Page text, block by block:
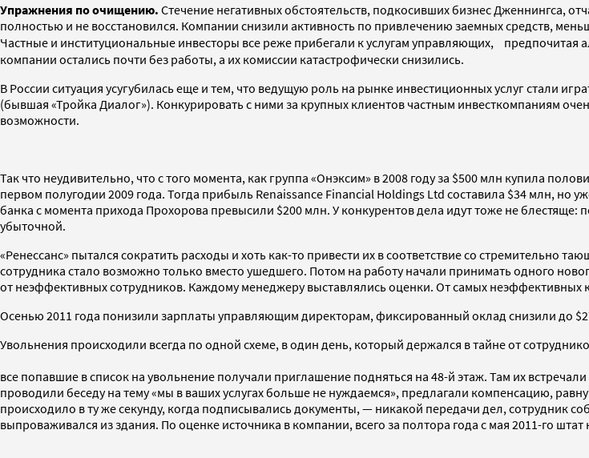
Упражнения по очищению. Стечение негативных обстоятельств, подкосивших бизнес Дженнингса,
полностью и не восстановился. Компании снизили активность по привлечению заемных средств,
Частные и институциональные инвесторы все реже прибегали к услугам управляющих,
компании остались почти без работы, а их комиссии катастрофически снизились.
В России ситуация усугубилась еще и тем, что ведущую роль на рынке инвестиционных услуг стали
(бывшая «Тройка Диалог»). Конкурировать с ними за крупных клиентов частным инвесткомпаниям
возможности.
Так что неудивительно, что с того момента, как группа «Онэксим» в 2008 году за $500 млн купила
первом полугодии 2009 года. Тогда прибыль Renaissance Financial Holdings Ltd составила $34 млн, но
банка с момента прихода Прохорова превысили $200 млн. У конкурентов дела идут тоже не
убыточной.
«Ренессанс» пытался сократить расходы и хоть как-то привести их в соответствие со стремительно
сотрудника стало возможно только вместо ушедшего. Потом на работу начали принимать одного
от неэффективных сотрудников. Каждому менеджеру выставлялись оценки. От самых
Осенью 2011 года понизили зарплаты управляющим директорам, фиксированный оклад снизили до
Увольнения происходили всегда по одной схеме, в один день, который держался в тайне от
все попавшие в список на увольнение получали приглашение подняться на 48-й этаж. Там их
проводили беседу на тему «мы в ваших услугах больше не нуждаемся», предлагали компенсацию,
происходило в ту же секунду, когда подписывались документы, — никакой передачи дел, сотрудник
выпроваживался из здания. По оценке источника в компании, всего за полтора года с мая 2011-го